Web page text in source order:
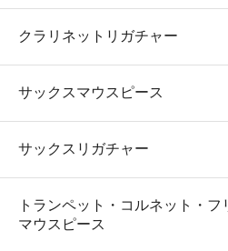
クラリネットリガチャー
サックスマウスピース
サックスリガチャー
トランペット・コルネット・
マウスピース